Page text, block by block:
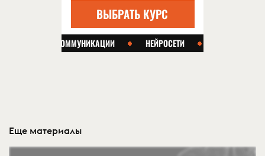
Еще материалы